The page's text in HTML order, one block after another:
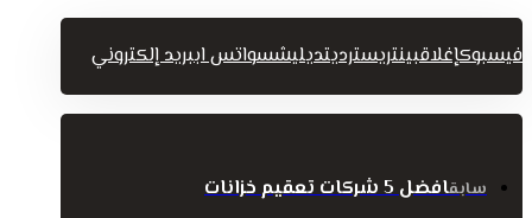
فيسبوكإغلاقبينتريسترديتديليشسواتس اببريد إلكتروني
سابقافضل 5 شركات تعقيم خزانات